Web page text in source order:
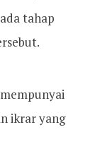
tahap
ikrar yang